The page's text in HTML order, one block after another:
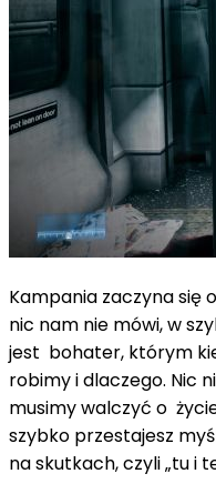
Kampania zaczyna się
nic nam nie mówi, w
jest bohater, którym
robimy i dlaczego. Nic
musimy walczyć o
szybko przestajesz
na skutkach, czyli „tu i